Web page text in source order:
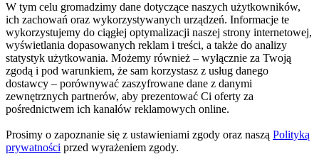
W tym celu gromadzimy dane dotyczące naszych użytkowników,
ich zachowań oraz wykorzystywanych urządzeń. Informacje te
wykorzystujemy do ciągłej optymalizacji naszej strony internetowej,
wyświetlania dopasowanych reklam i treści, a także do analizy
statystyk użytkowania. Możemy również – wyłącznie za Twoją
zgodą i pod warunkiem, że sam korzystasz z usług danego
dostawcy – porównywać zaszyfrowane dane z danymi
zewnętrznych partnerów, aby prezentować Ci oferty za
pośrednictwem ich kanałów reklamowych online.
Prosimy o zapoznanie się z ustawieniami zgody oraz naszą Polityką
prywatności przed wyrażeniem zgody.